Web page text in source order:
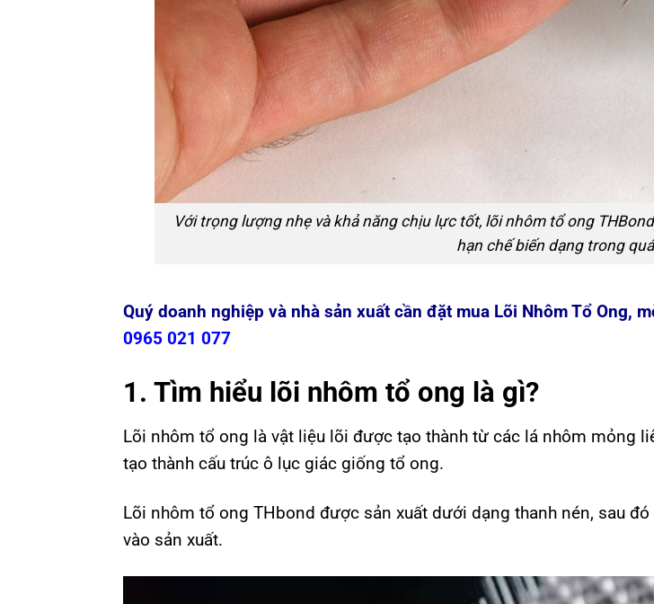
Với trọng lượng nhẹ và khả năng chịu lực tốt, lõi nhôm tổ ong
hạn chế biến dạng trong
Quý doanh nghiệp và nhà sản xuất cần đặt mua Lõi Nhôm Tổ Ong,
0965 021 077
1. Tìm hiểu lõi nhôm tổ ong là gì?
Lõi nhôm tổ ong là vật liệu lõi được tạo thành từ các lá nhôm mỏng
tạo thành cấu trúc ô lục giác giống tổ ong.
Lõi nhôm tổ ong THbond được sản xuất dưới dạng thanh nén, sau
vào sản xuất.